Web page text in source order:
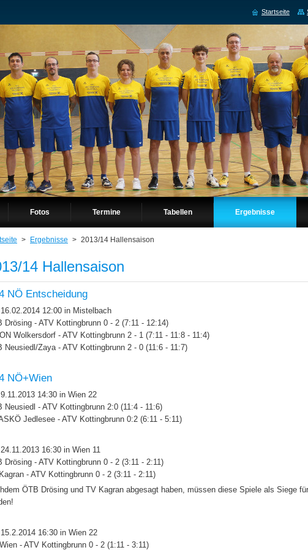
Fotos Termine Tabellen Ergebnisse
> Ergebnisse > 2013/14 Hallensaison
14 Hallensaison
NÖ Entscheidung
12:00 in Mistelbach
Drösing - ATV Kottingbrunn 0 - 2 (7:11 - 12:14)
Wolkersdorf - ATV Kottingbrunn 2 - 1 (7:11 - 11:8 - 11:4)
Neusiedl/Zaya - ATV Kottingbrunn 2 - 0 (11:6 - 11:7)
NÖ+Wien
14:30 in Wien 22
Neusiedl - ATV Kottingbrunn 2:0 (11:4 - 11:6)
Jedlesee - ATV Kottingbrunn 0:2 (6:11 - 5:11)
16:30 in Wien 11
Drösing - ATV Kottingbrunn 0 - 2 (3:11 - 2:11)
- ATV Kottingbrunn 0 - 2 (3:11 - 2:11)
ÖTB Drösing und TV Kagran abgesagt haben, müssen diese Spiele als Siege
16:30 in Wien 22
- ATV Kottingbrunn 0 - 2 (1:11 - 3:11)
Startseite